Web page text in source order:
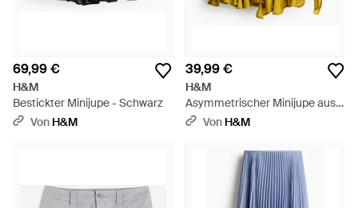
69,99 €
H&M
Bestickter Minijupe - Schwarz
Von H&M
39,99 €
H&M
Asymmetrischer Minijupe aus
Viskose - Gelb
Von H&M